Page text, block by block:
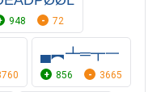
948 72
▄︻┻═┳一
856 3665